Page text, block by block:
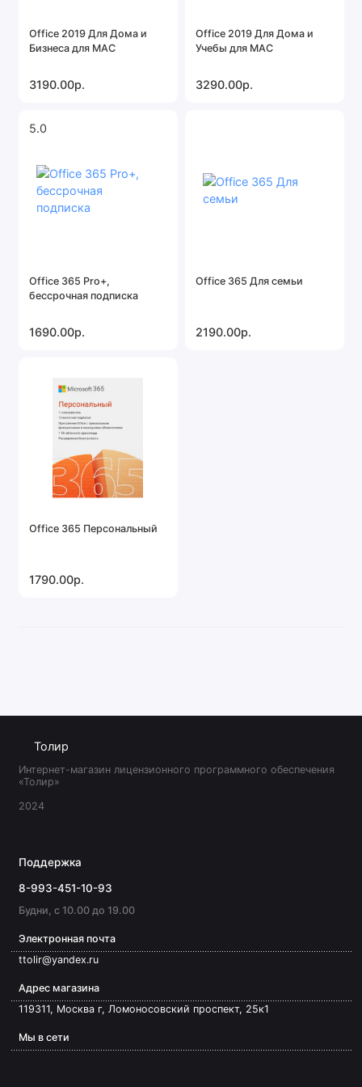
Показать все
Office 2019 Для Дома и
Бизнеса для MAC
3190.00р.
Office 2019 Для Дома и
Учебы для MAC
3290.00р.
5.0
Office 365 Pro+,
бессрочная подписка
1690.00р.
Office 365 Для семьи
2190.00р.
Office 365 Персональный
1790.00р.
Толир
Интернет-магазин лицензионного программного обеспечения
«Толир»
2024
Поддержка
8-993-451-10-93
Будни, с 10.00 до 19.00
Электронная почта
ttolir@yandex.ru
Адрес магазина
119311, Москва г, Ломоносовский проспект, 25к1
Мы в сети